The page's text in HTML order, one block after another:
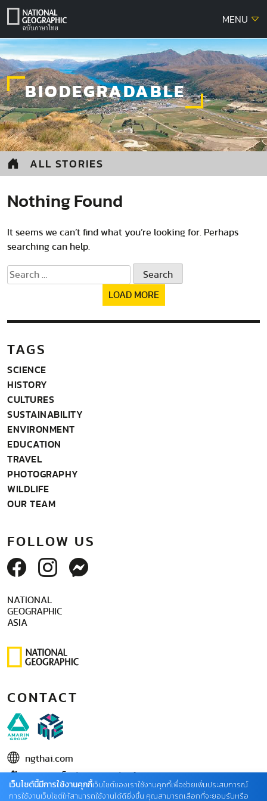
Skip
MENU
BIODEGRADABLE
ALL STORIES
Nothing Found
It seems we can’t find what you’re looking for. Perhaps
searching can help.
Search
for:
LOAD MORE
TAGS
SCIENCE
HISTORY
CULTURES
SUSTAINABILITY
ENVIRONMENT
EDUCATION
TRAVEL
PHOTOGRAPHY
WILDLIFE
OUR TEAM
FOLLOW US
NATIONAL
GEOGRAPHIC
ASIA
CONTACT
ngthai.com
บริษัท เอเอ็มอี อิมเมจิเนทีฟ จำกัด
ในเครือ บริษัท อมรินทร์ คอร์เปอเรชั่นส์ จำกัด (มหาชน)
เว็บไซต์นี้มีการใช้งานคุกกี้เว็บไซต์ของเราใช้งานคุกกี้เพื่อช่วยเพิ่มประสบการณ์
การใช้งานเว็บไซต์ให้สามารถใช้งานได้ดียิ่งขึ้น คุณสามารถเลือกที่จะยอมรับหรือ